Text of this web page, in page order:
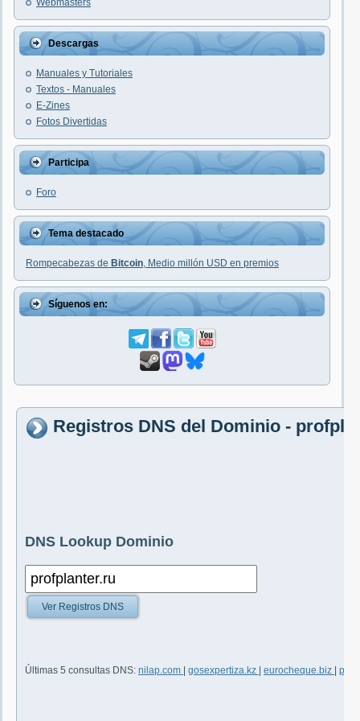
Webmasters
Descargas
Manuales y Tutoriales
Textos - Manuales
E-Zines
Fotos Divertidas
Participa
Foro
Tema destacado
Rompecabezas de Bitcoin, Medio millón USD en premios
Síguenos en:
Registros DNS del Dominio -
DNS Lookup Dominio
Ver Registros DNS
Últimas 5 consultas DNS: nilap.com gosexpertiza.kz eurocheque.biz